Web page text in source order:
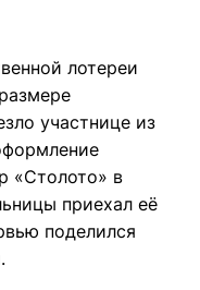
лотереи
участнице из
«Столото» в
приехал её
поделился